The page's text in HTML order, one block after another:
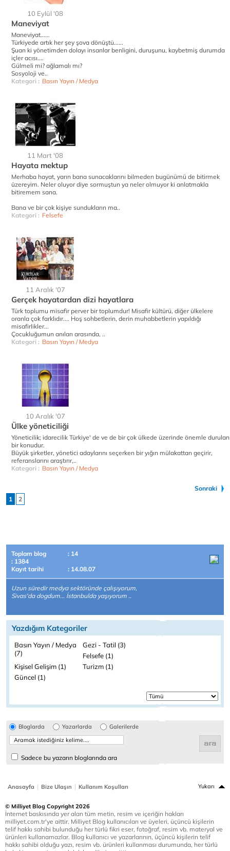
10 Eylül '08
Maneviyat
Maneviyat......
Türkiyede artık her şey şova dönüştü......
Şuan ki yönetimden dolayı insanlar benligini, duruşunu, kaybetmiş durumda
içler acısı....
Gülmeli mi? ağlamalı mı?
Sosyoloji ve..
Kategori : Basın Yayın / Medya
11 Mart '08
Hayata mektup
Merhaba hayat, yarın bana sunacaklarını bilmeden bugünümü de bitirmek
üzereyim. Neler oluyor diye sormuştun ya neler olmuyor ki anlatmakla
bitiremem sana.
Bana ve bir çok kişiye sundukların ma..
Kategori : Felsefe
11 Aralık '07
Gerçek hayatardan dizi hayatlara
Türk toplumu misafir perver bir toplumdur! Misafir kültürü, diğer ülkelere
oranla çok farklıdır.... Hoş sohbetlerin, derin muhabbetlerin yapıldığı
misafirlikler...
Çocukluğumun anıları arasında, ..
Kategori : Basın Yayın / Medya
10 Aralık '07
Ülke yöneticiliği
Yöneticilik; idarecilik Türkiye' de ve de bir çok ülkede üzerinde önemle durulan
bir konudur.
Büyük şirketler, yönetici adaylarını seçerken bir yığın mülakattan geçirir,
referanslarını araştırır,..
Kategori : Basın Yayın / Medya
Sonraki
1
2
Toplam blog
: 14
: 1384
Kayıt tarihi
: 14.08.07
Uzun süredir medya sektöründe çalışıyorum,
Sivas'da dogdum... İstanbulda yaşıyorum ..
Yazdığım Kategoriler
Basın Yayın / Medya
(7)
Gezi - Tatil (3)
Felsefe (1)
Kişisel Gelişim (1)
Turizm (1)
Güncel (1)
Bloglarda Yazarlarda Galerilerde
Sadece bu yazarın bloglarında ara
Anasayfa | Bize Ulaşın | Kullanım Koşulları Yukarı
© Milliyet Blog Copyright 2026
İnternet baskısında yer alan tüm metin, resim ve içeriğin hakları
milliyet.com.tr'ye aittir. Milliyet Blog kullanıcıları ve üyeleri, üçüncü kişilerin
telif hakkı sahibi bulunduğu her türlü fikri eser, fotoğraf, resim vb. materyal ve
ürünleri kullanamazlar. Blog kullanıcı ve yazarlarının, üçüncü kişilerin telif
hakkı sahibi olduğu yazı, resim vb. ürünleri kullanması durumunda, her türlü